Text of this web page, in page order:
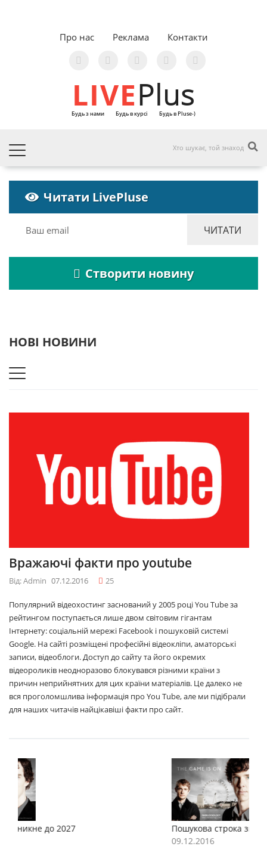
Про нас Реклама Контакти
LIVEPlus
Будь з нами Будь в курсі Будь в Pluse-)
Читати LivePluse
Створити новину
НОВІ НОВИНИ
Вражаючі факти про youtube
Від: Admin 07.12.2016 25
Популярний відеохостинг заснований у 2005 році You Tube за
рейтингом поступається лише двом світовим гігантам
Інтернету: соціальній мережі Facebook і пошуковій системі
Google. На сайті розміщені професійні відеокліпи, аматорські
записи, відеоблоги. Доступ до сайту та його окремих
відеороликів неодноразово блокувався різними країни з
причин неприйнятних для цих країни матеріалів. Це далеко не
вся проголомшлива інформація про You Tube, але ми підібрали
для наших читачів найцікавіші факти про сайт.
Пошукова строка зникне до 2027